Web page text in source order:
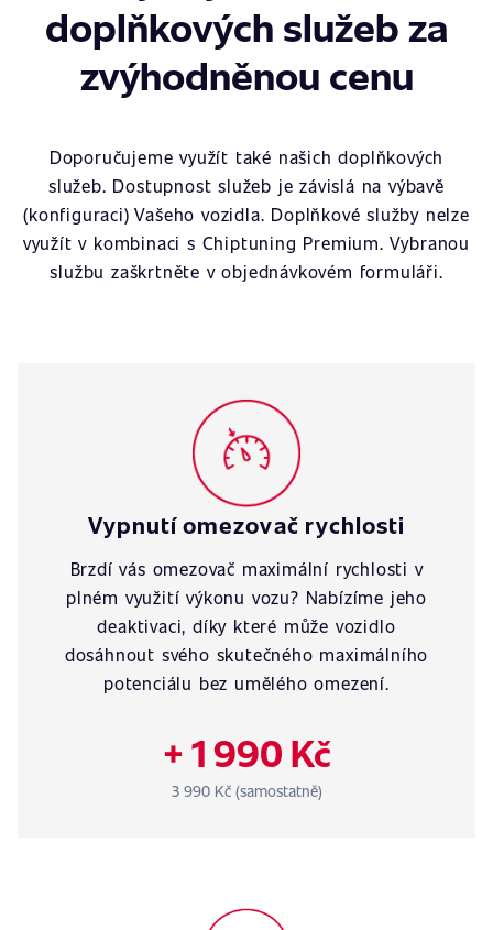
doplňkových služeb za
zvýhodněnou cenu
Doporučujeme využít také našich doplňkových
služeb. Dostupnost služeb je závislá na výbavě
(konfiguraci) Vašeho vozidla. Doplňkové služby nelze
využít v kombinaci s Chiptuning Premium. Vybranou
službu zaškrtněte v objednávkovém formuláři.
Vypnutí omezovač rychlosti
Brzdí vás omezovač maximální rychlosti v
plném využití výkonu vozu? Nabízíme jeho
deaktivaci, díky které může vozidlo
dosáhnout svého skutečného maximálního
potenciálu bez umělého omezení.
+ 1 990 Kč
3 990 Kč (samostatně)